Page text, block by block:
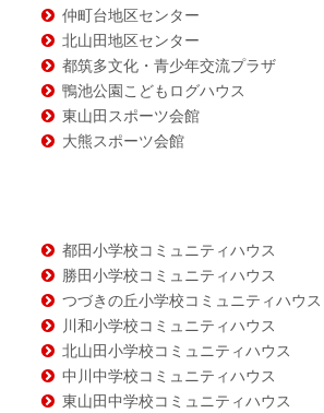
仲町台地区センター
北山田地区センター
都筑多文化・青少年交流プラザ
鴨池公園こどもログハウス
東山田スポーツ会館
大熊スポーツ会館
都田小学校コミュニティハウス
勝田小学校コミュニティハウス
つづきの丘小学校コミュニティハウス
川和小学校コミュニティハウス
北山田小学校コミュニティハウス
中川中学校コミュニティハウス
東山田中学校コミュニティハウス